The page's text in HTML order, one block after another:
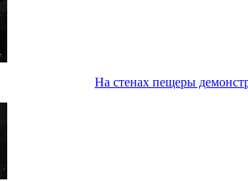
На стенах пещеры